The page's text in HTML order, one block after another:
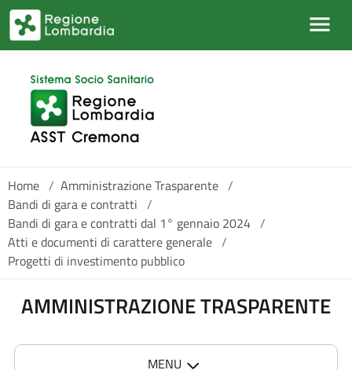
Salta al contenuto principale
Home / Amministrazione Trasparente /
Bandi di gara e contratti /
Bandi di gara e contratti dal 1° gennaio 2024 /
Atti e documenti di carattere generale /
Progetti di investimento pubblico
AMMINISTRAZIONE TRASPARENTE
MENU